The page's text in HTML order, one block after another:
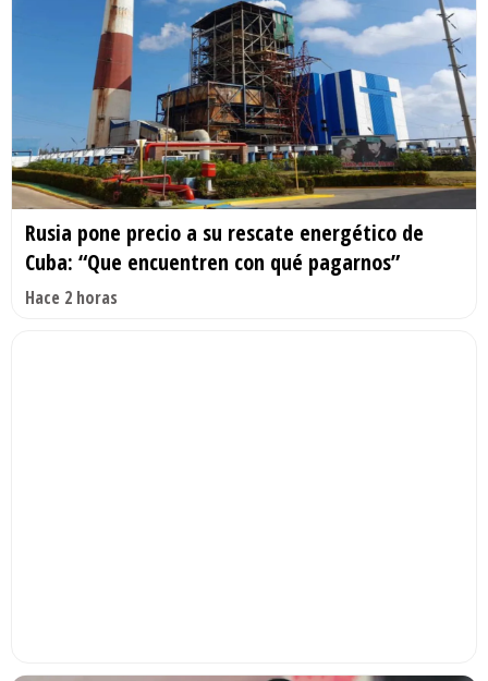
Rusia pone precio a su rescate energético de
Cuba: “Que encuentren con qué pagarnos”
Hace 2 horas